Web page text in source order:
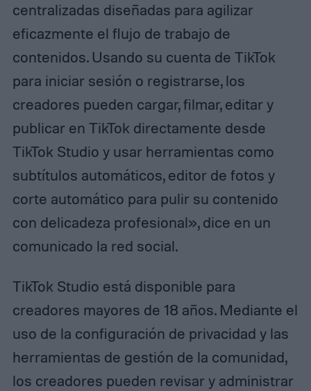
centralizadas diseñadas para agilizar
eficazmente el flujo de trabajo de
contenidos. Usando su cuenta de TikTok
para iniciar sesión o registrarse, los
creadores pueden cargar, filmar, editar y
publicar en TikTok directamente desde
TikTok Studio y usar herramientas como
subtítulos automáticos, editor de fotos y
corte automático para pulir su contenido
con delicadeza profesional», dice en un
comunicado la red social.
TikTok Studio está disponible para
creadores mayores de 18 años. Mediante el
uso de la configuración de privacidad y las
herramientas de gestión de la comunidad,
los creadores pueden revisar y administrar